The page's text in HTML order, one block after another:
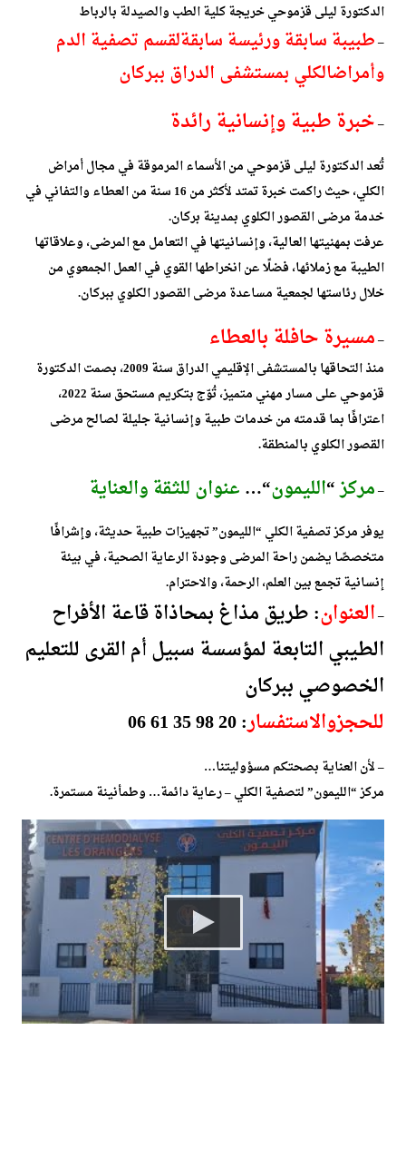
الدكتورة ليلى قزموحي خريجة كلية الطب والصيدلة بالرباط
–طبيبة سابقة ورئيسة سابقةلقسم تصفية الدم
وأمراضالكلي بمستشفى الدراق ببركان
–خبرة طبية وإنسانية رائدة
تُعد الدكتورة ليلى قزموحي من الأسماء المرموقة في مجال أمراض
الكلي، حيث راكمت خبرة تمتد لأكثر من 16 سنة من العطاء والتفاني في
خدمة مرضى القصور الكلوي بمدينة بركان.
عرفت بمهنيتها العالية، وإنسانيتها في التعامل مع المرضى، وعلاقاتها
الطيبة مع زملائها، فضلًا عن انخراطها القوي في العمل الجمعوي من
خلال رئاستها لجمعية مساعدة مرضى القصور الكلوي ببركان.
–مسيرة حافلة بالعطاء
منذ التحاقها بالمستشفى الإقليمي الدراق سنة 2009، بصمت الدكتورة
قزموحي على مسار مهني متميز، تُوّج بتكريم مستحق سنة 2022،
اعترافًا بما قدمته من خدمات طبية وإنسانية جليلة لصالح مرضى
القصور الكلوي بالمنطقة.
–مركز“الليمون“…عنوان للثقة والعناية
يوفر مركز تصفية الكلي “الليمون” تجهيزات طبية حديثة، وإشرافًا
متخصصًا يضمن راحة المرضى وجودة الرعاية الصحية، في بيئة
إنسانية تجمع بين العلم، الرحمة، والاحترام.
–العنوان: طريق مذاغ بمحاذاة قاعة الأفراح
الطيبي التابعة لمؤسسة سبيل أم القرى للتعليم
الخصوصي ببركان
للحجزوالاستفسار: 20 98 35 61 06
– لأن العناية بصحتكم مسؤوليتنا…
مركز “الليمون” لتصفية الكلي – رعاية دائمة… وطمأنينة مستمرة.